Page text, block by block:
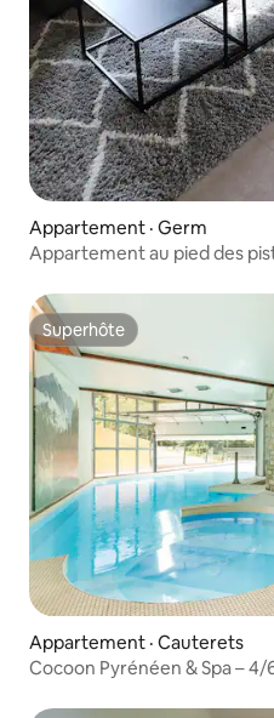
Appartement · Germ
Appartement au pied des
Superhôte
Superhôte
Appartement · Cauterets
Cocoon Pyrénéen & Spa –